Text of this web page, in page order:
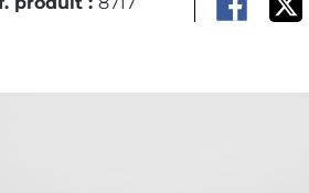
la galerie d'images